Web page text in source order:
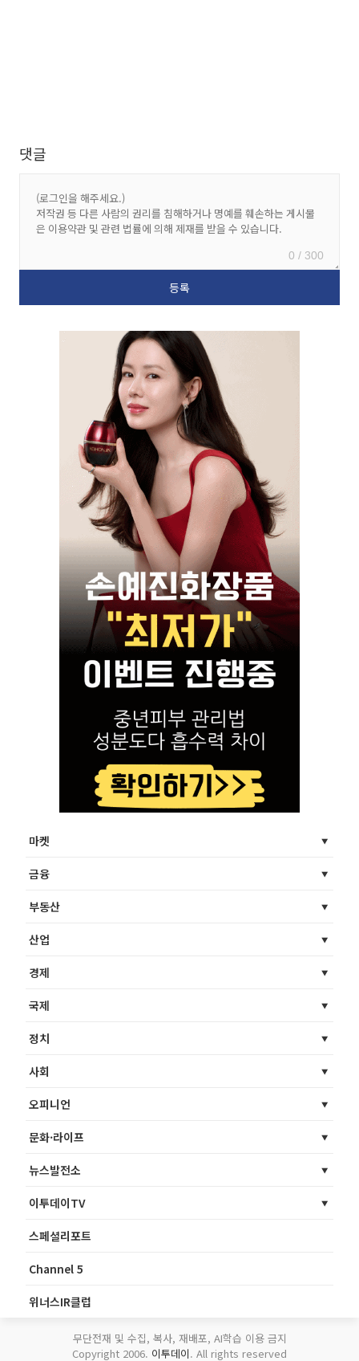
댓글
0 / 300
마켓
금융
부동산
산업
경제
국제
정치
사회
오피니언
문화·라이프
뉴스발전소
이투데이TV
스페셜리포트
Channel 5
위너스IR클럽
무단전재 및 수집, 복사, 재배포, AI학습 이용 금지
Copyright 2006. 이투데이. All rights reserved